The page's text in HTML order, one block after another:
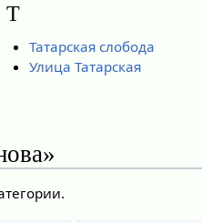
Т
Татарская слобода
Улица Татарская